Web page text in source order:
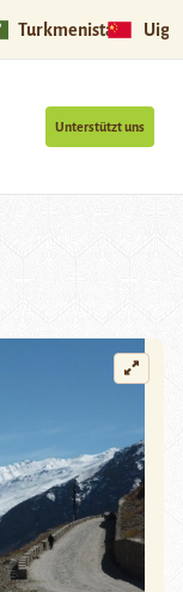
Turkmenistan
Unterstützt uns